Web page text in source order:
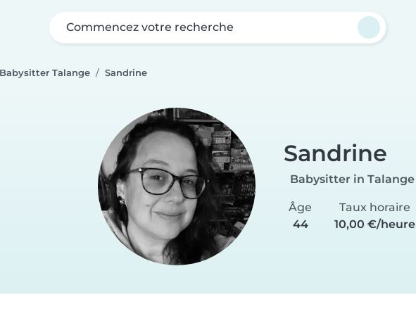
Commencez votre recherche
Babysitter Talange Sandrine
Sandrine
Babysitter in Talange
Âge
44
Taux horaire
10,00 €/heure